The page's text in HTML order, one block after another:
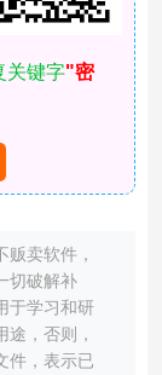
关键字"密
卖软件，
切破解补
于学习和研
，否则，
件，表示已